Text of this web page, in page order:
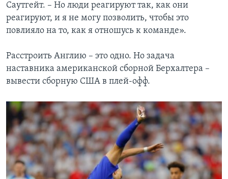
Саутгейт. – Но люди реагируют так, как они
реагируют, и я не могу позволить, чтобы это
повлияло на то, как я отношусь к команде».
Расстроить Англию – это одно. Но задача
наставника американской сборной Берхалтера –
вывести сборную США в плей-офф.